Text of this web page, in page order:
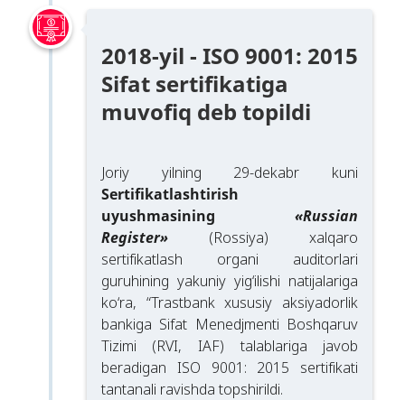
2018-yil - ISO 9001: 2015
Sifat sertifikatiga
muvofiq deb topildi
Joriy yilning 29-dekabr kuni
Sertifikatlashtirish
uyushmasining«Russian
Register» (Rossiya) xalqaro
sertifikatlash organi auditorlari
guruhining yakuniy yig‘ilishi natijalariga
ko‘ra, “Trastbank xususiy aksiyadorlik
bankiga Sifat Menedjmenti Boshqaruv
Tizimi (RVI, IAF) talablariga javob
beradigan ISO 9001: 2015 sertifikati
tantanali ravishda topshirildi.